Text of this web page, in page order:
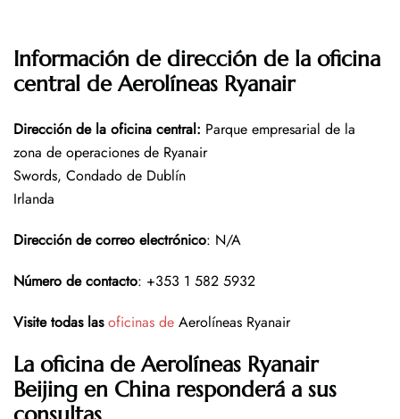
Información de dirección de la oficina
central de Aerolíneas Ryanair
Dirección de la oficina central: Parque empresarial de la
zona de operaciones de Ryanair
Swords, Condado de Dublín
Irlanda
Dirección de correo electrónico: N/A
Número de contacto: +353 1 582 5932
Visite todas lasoficinas de Aerolíneas Ryanair
La oficina de Aerolíneas Ryanair
Beijing en China responderá a sus